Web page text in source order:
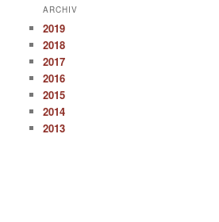
ARCHIV
2019
2018
2017
2016
2015
2014
2013